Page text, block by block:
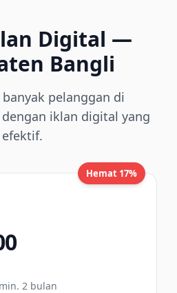
Digital —
Bangli
pelanggan di
iklan digital yang
efektif.
Hemat 17%
2 bulan